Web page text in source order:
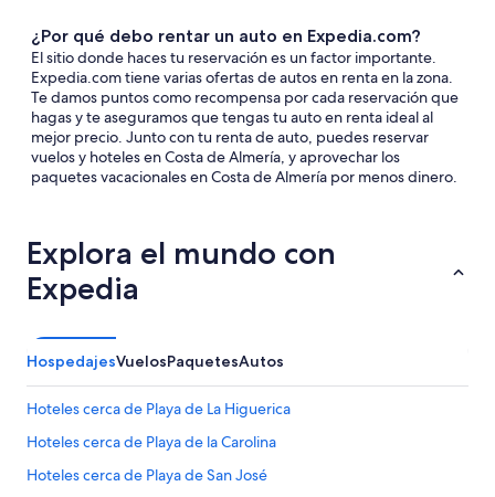
¿Por qué debo rentar un auto en Expedia.com?
El sitio donde haces tu reservación es un factor importante.
Expedia.com tiene varias ofertas de autos en renta en la zona.
Te damos puntos como recompensa por cada reservación que
hagas y te aseguramos que tengas tu auto en renta ideal al
mejor precio. Junto con tu renta de auto, puedes reservar
vuelos y hoteles en Costa de Almería, y aprovechar los
paquetes vacacionales en Costa de Almería por menos dinero.
Explora el mundo con
Expedia
HospedajesVuelosPaquetesAutos
Hoteles cerca de Playa de La Higuerica
Hoteles cerca de Playa de la Carolina
Hoteles cerca de Playa de San José